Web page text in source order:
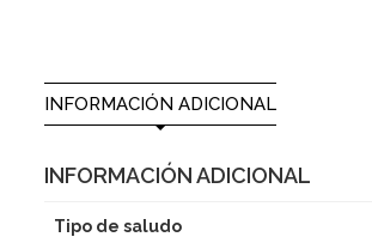
INFORMACIÓN ADICIONAL
INFORMACIÓN ADICIONAL
Tipo de saludo